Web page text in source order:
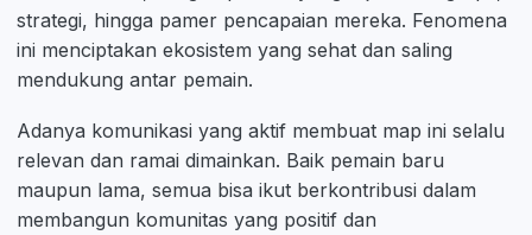
strategi, hingga pamer pencapaian mereka. Fenomena
ini menciptakan ekosistem yang sehat dan saling
mendukung antar pemain.
Adanya komunikasi yang aktif membuat map ini selalu
relevan dan ramai dimainkan. Baik pemain baru
maupun lama, semua bisa ikut berkontribusi dalam
membangun komunitas yang positif dan